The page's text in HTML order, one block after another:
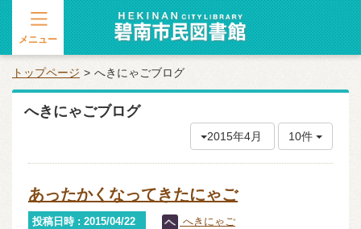
メニュー
トップページ へきにゃごブログ
へきにゃごブログ
2015年4月 10件
あったかくなってきたにゃご
投稿日時 : 2015/04/22 へきにゃご